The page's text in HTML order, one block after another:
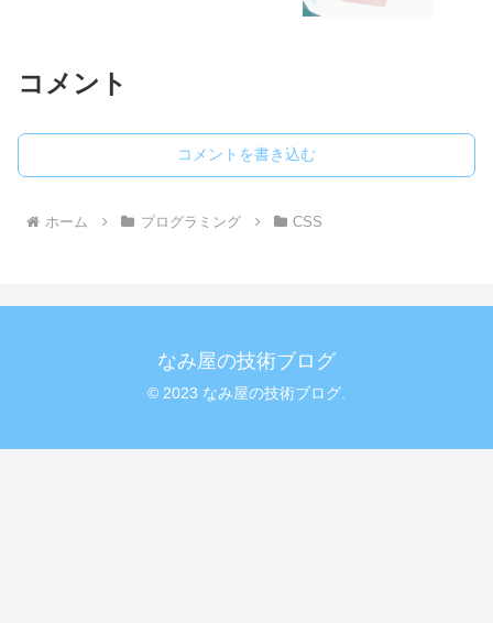
コメント
コメントを書き込む
ホーム プログラミング CSS
なみ屋の技術ブログ
© 2023 なみ屋の技術ブログ.